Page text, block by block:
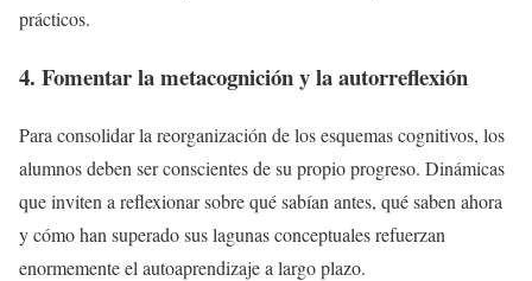
prácticos.
4. Fomentar la metacognición y la autorreflexión
Para consolidar la reorganización de los esquemas cognitivos, los
alumnos deben ser conscientes de su propio progreso. Dinámicas
que inviten a reflexionar sobre qué sabían antes, qué saben ahora
y cómo han superado sus lagunas conceptuales refuerzan
enormemente el autoaprendizaje a largo plazo.